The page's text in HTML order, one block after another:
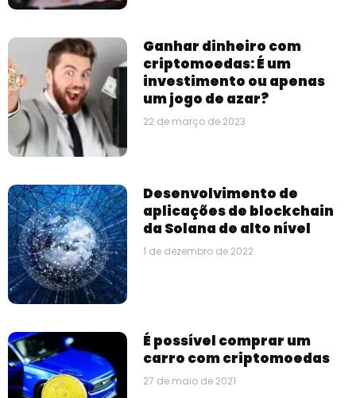
Ganhar dinheiro com
criptomoedas: É um
investimento ou apenas
um jogo de azar?
22 de março de 2023
Desenvolvimento de
aplicações de blockchain
da Solana de alto nível
1 de dezembro de 2022
É possível comprar um
carro com criptomoedas
27 de maio de 2021